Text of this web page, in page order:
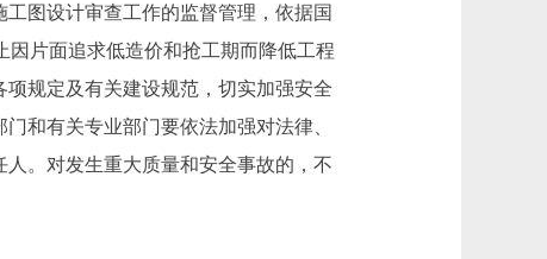
图设计审查工作的监督管理，依据国
因片面追求低造价和抢工期而降低工程
规定及有关建设规范，切实加强安全
和有关专业部门要依法加强对法律、
。对发生重大质量和安全事故的，不